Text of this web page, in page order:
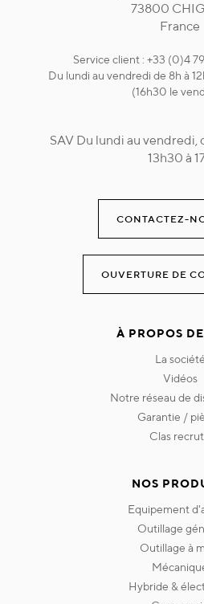
73800
France
Service client : +33 (0)4
Du lundi au vendredi de 8h à
(16h30 le
SAV Du lundi au vendredi,
13h30 à
CONTACTEZ-
OUVERTURE DE
À PROPOS
la société
vidéos
notre réseau de
garantie /
clas
NOS
equipement
outillage
outillage à
hybride &